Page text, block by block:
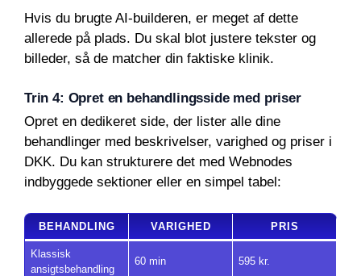
Hvis du brugte AI-builderen, er meget af dette
allerede på plads. Du skal blot justere tekster og
billeder, så de matcher din faktiske klinik.
Trin 4: Opret en behandlingsside med priser
Opret en dedikeret side, der lister alle dine
behandlinger med beskrivelser, varighed og priser i
DKK. Du kan strukturere det med Webnodes
indbyggede sektioner eller en simpel tabel:
BEHANDLING VARIGHED PRIS
Klassisk
ansigtsbehandling
60 min 595 kr.